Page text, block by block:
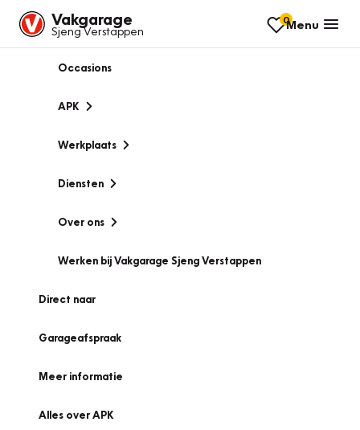
Vakgarage
Sjeng Verstappen
0Menu
Occasions
APK
Werkplaats
Diensten
Over ons
Werken bij Vakgarage Sjeng Verstappen
Direct naar
Garageafspraak
Meer informatie
Alles over APK